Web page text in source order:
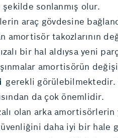
sonlanmış olur.
araç gövdesine
amortisör takozlarının
bir hal aldıysa yeni
amortisörün
gerekli görülebilmektedir.
da çok önemlidir.
olan arka
daha iyi bir hale